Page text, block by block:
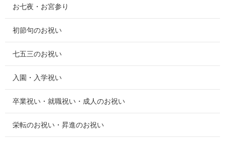
お七夜・お宮参り
初節句のお祝い
七五三のお祝い
入園・入学祝い
卒業祝い・就職祝い・成人のお祝い
栄転のお祝い・昇進のお祝い